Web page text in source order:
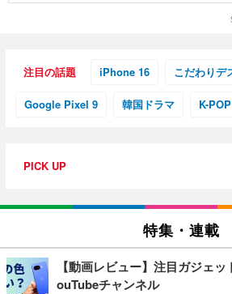
注目の話題 iPhone 16 こだわりデ
Google Pixel 9 韓国ドラマ K-POP
PICK UP
特集・連載
【動画レビュー】注目ガジェ
ouTubeチャンネル